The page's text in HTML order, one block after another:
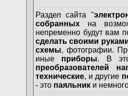
Раздел сайта "
собранных на
непременно будут вам
сделать своими
схемы, фотографии.
иные приборы. В
преобразователей
технические, и другие
- это паяльник и